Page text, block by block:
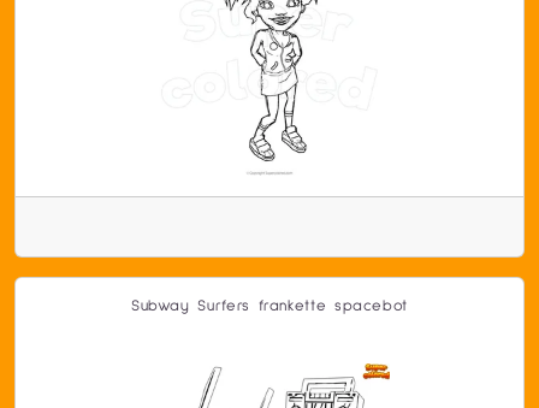
Subway Surfers frankette spacebot